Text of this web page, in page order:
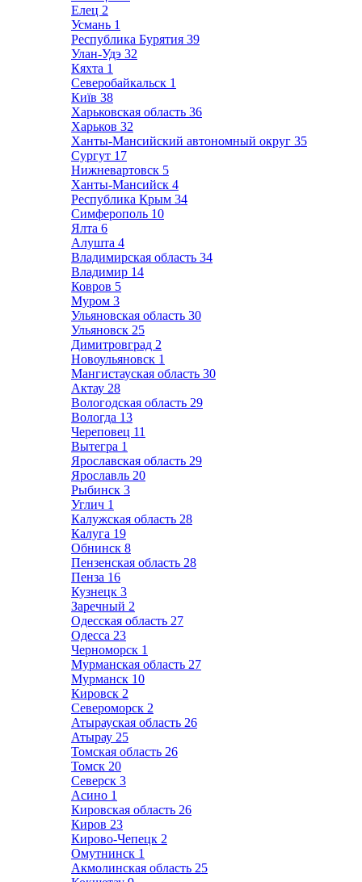
Елец 2
Усмань 1
Республика Бурятия 39
Улан-Удэ 32
Кяхта 1
Северобайкальск 1
Київ 38
Харьковская область 36
Харьков 32
Ханты-Мансийский автономный округ 35
Сургут 17
Нижневартовск 5
Ханты-Мансийск 4
Республика Крым 34
Симферополь 10
Ялта 6
Алушта 4
Владимирская область 34
Владимир 14
Ковров 5
Муром 3
Ульяновская область 30
Ульяновск 25
Димитровград 2
Новоульяновск 1
Мангистауская область 30
Актау 28
Вологодская область 29
Вологда 13
Череповец 11
Вытегра 1
Ярославская область 29
Ярославль 20
Рыбинск 3
Углич 1
Калужская область 28
Калуга 19
Обнинск 8
Пензенская область 28
Пенза 16
Кузнецк 3
Заречный 2
Одесская область 27
Одесса 23
Черноморск 1
Мурманская область 27
Мурманск 10
Кировск 2
Североморск 2
Атырауская область 26
Атырау 25
Томская область 26
Томск 20
Северск 3
Асино 1
Кировская область 26
Киров 23
Кирово-Чепецк 2
Омутнинск 1
Акмолинская область 25